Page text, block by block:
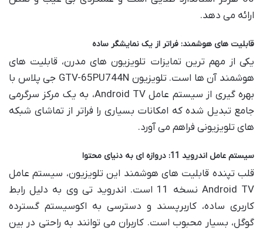
ارائه می دهد.
قابلیت های هوشمند: فراتر از یک نمایشگر ساده
یکی از مهم ترین تمایزات تلویزیون های مدرن، قابلیت های
هوشمند آن ها است. تلویزیون GTV-65PU744N جی پلاس با
بهره گیری از سیستم عامل Android TV، به یک مرکز سرگرمی
جامع تبدیل شده که امکانات بسیاری را فراتر از تماشای شبکه
های تلویزیونی فراهم می آورد.
سیستم عامل اندروید 11: دروازه ای به دنیای محتوا
قلب تپنده قابلیت های هوشمند این تلویزیون، سیستم عامل
Android TV نسخه 11 است. اندروید تی وی به دلیل رابط
کاربری ساده، کاربرپسند و دسترسی به اکوسیستم گسترده
گوگل، بسیار محبوب است. کاربران می توانند به راحتی در بین